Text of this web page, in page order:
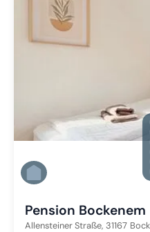
Pension Bockenem
Allensteiner Straße, 31167